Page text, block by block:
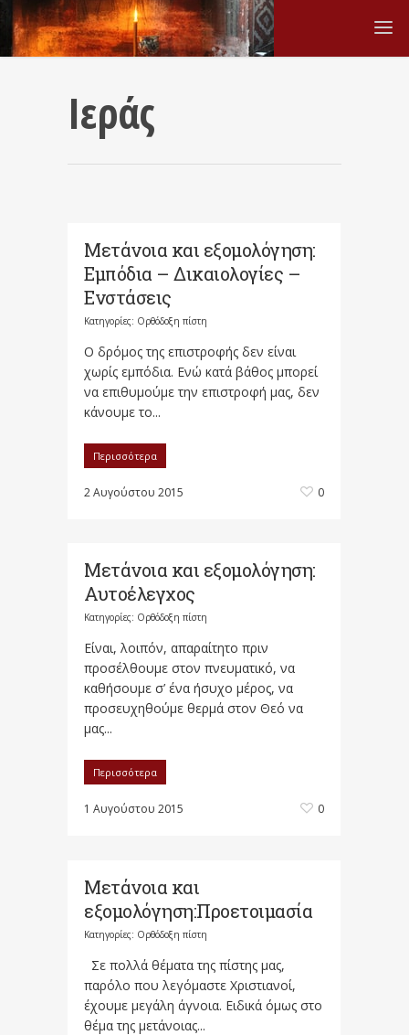
Ιεράς
Μετάνοια και εξομολόγηση:
Εμπόδια – Δικαιολογίες –
Ενστάσεις
Κατηγορίες: Ορθόδοξη πίστη
Ο δρόμος της επιστροφής δεν είναι
χωρίς εμπόδια. Ενώ κατά βάθος μπορεί
να επιθυμούμε την επιστροφή μας, δεν
κάνουμε το...
Περισσότερα
2 Αυγούστου 2015 0
Μετάνοια και εξομολόγηση:
Αυτοέλεγχος
Κατηγορίες: Ορθόδοξη πίστη
Είναι, λοιπόν, απαραίτητο πριν
προσέλθουμε στον πνευματικό, να
καθήσουμε σ’ ένα ήσυχο μέρος, να
προσευχηθούμε θερμά στον Θεό να
μας...
Περισσότερα
1 Αυγούστου 2015 0
Μετάνοια και
εξομολόγηση:Προετοιμασία
Κατηγορίες: Ορθόδοξη πίστη
Σε πολλά θέματα της πίστης μας,
παρόλο που λεγόμαστε Χριστιανοί,
έχουμε μεγάλη άγνοια. Ειδικά όμως στο
θέμα της μετάνοιας...